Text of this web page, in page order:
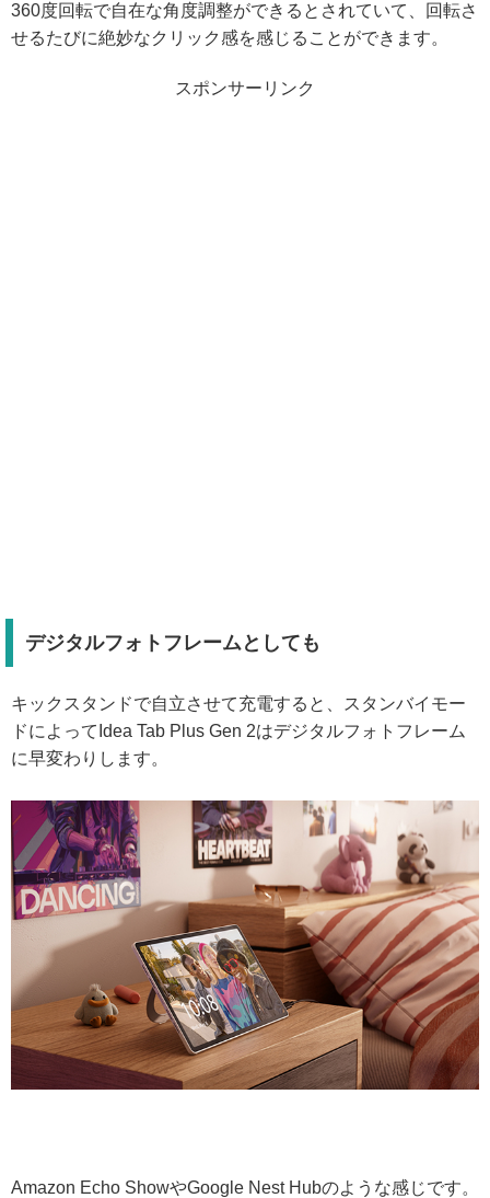
360度回転で自在な角度調整ができるとされていて、回転さ
せるたびに絶妙なクリック感を感じることができます。
スポンサーリンク
デジタルフォトフレームとしても
キックスタンドで自立させて充電すると、スタンバイモー
ドによってIdea Tab Plus Gen 2はデジタルフォトフレーム
に早変わりします。
Amazon Echo ShowやGoogle Nest Hubのような感じです。